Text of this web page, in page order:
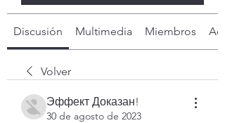
Discusión Multimedia Miembros
Volver
Эффект Доказан!
30 de agosto de 2023